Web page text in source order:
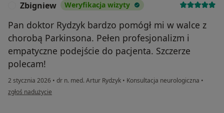
Zbigniew Weryfikacja wizyty
Pan doktor Rydzyk bardzo pomógł mi w walce z
chorobą Parkinsona. Pełen profesjonalizm i
empatyczne podejście do pacjenta. Szczerze
polecam!
2 stycznia 2026 • dr n. med. Artur Rydzyk • Konsultacja neurologiczna •
w opinii użytkownika Zbigniew
zgłoś nadużycie